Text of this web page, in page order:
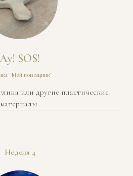
Ау! SOS!
"Мой помощник"
или другие пластические
материалы.
Неделя 4